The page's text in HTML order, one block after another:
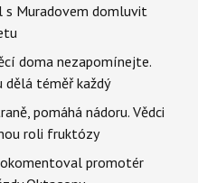
s Muradovem domluvit
doma nezapomínejte.
dělá téměř každý
pomáhá nádoru. Vědci
roli fruktózy
promotér